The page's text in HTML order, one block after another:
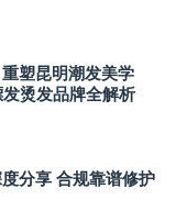
塑昆明潮发美学
烫发品牌全解析
分享 合规靠谱修护